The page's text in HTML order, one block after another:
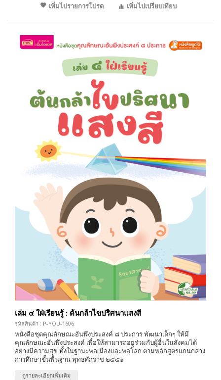
เพิ่มไปรายการโปรด
เพิ่มไปเปรียบเทียบ
เล่ม ๔ ใฝ่เรียนรู้ : ต้นกล้าไขปริศนาแสงสี
รหัสสินค้า : P-YOU-1606
หนังสือชุดคุณลักษณะอันพึงประสงค์ ๘ ประการ พัฒนาเด็กๆ ให้มี
คุณลักษณะอันพึงประสงค์ เพื่อให้สามารถอยู่ร่วมกับผู้อื่นในสังคมได้
อย่างมีความสุข ทั้งในฐานะพลเมืองและพลโลก ตามหลักสูตรแกนกลาง
การศึกษาขั้นพื้นฐาน พุทธศักราช ๒๕๕๑
ดูรายละเอียดเพิ่มเติม